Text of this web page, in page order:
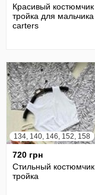
Красивый костюмчик
тройка для мальчика
carters
134, 140, 146, 152, 158
720 грн
Стильный костюмчик
тройка